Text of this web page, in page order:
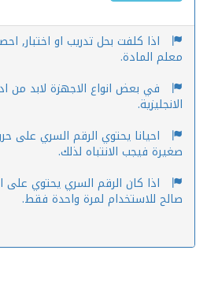
اذا كلفت بحل تدريب او اختبار,
معلم المادة.
في بعض انواع الاجهزة لابد من
الانجليزية.
احيانا يحتوي الرقم السري على
صغيرة فيجب الانتباه لذلك.
اذا كان الرقم السري يحتوي على
صالح للاستخدام لمرة واحدة فقط.